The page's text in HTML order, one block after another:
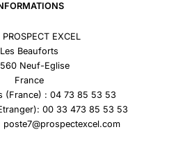
EXCEL
Les Beauforts
Neuf-Eglise
France
(France) : 04 73 85 53 53
00 33 473 85 53 53